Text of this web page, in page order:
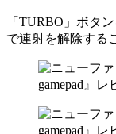
「TURBO」ボタ
で連射を解除する